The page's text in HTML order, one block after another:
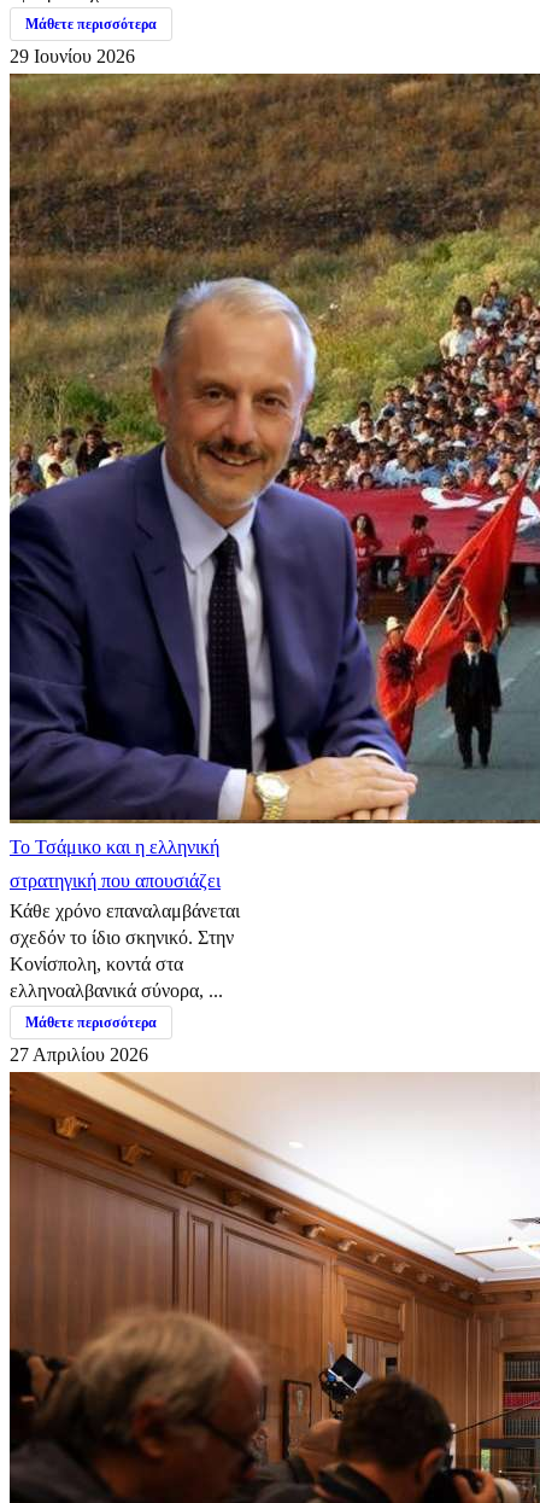
Μάθετε περισσότερα
29 Ιουνίου 2026
​Το Τσάμικο και η ελληνική
στρατηγική που απουσιάζει
Κάθε χρόνο επαναλαμβάνεται
σχεδόν το ίδιο σκηνικό. Στην
Κονίσπολη, κοντά στα
ελληνοαλβανικά σύνορα, ...
Μάθετε περισσότερα
27 Απριλίου 2026